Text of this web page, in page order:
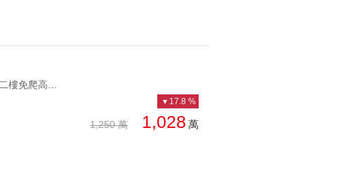
1,250 萬 1,028 萬
17.8 %